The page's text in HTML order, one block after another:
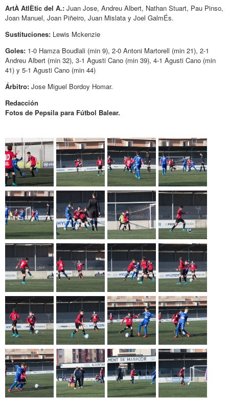
ArtÀ AtlÈtic del A.: Juan Jose, Andreu Albert, Nathan Stuart, Pau Pinso,
Joan Manuel, Joan Piñeiro, Juan Mislata y Joel GalmÉs.
Sustituciones: Lewis Mckenzie
Goles: 1-0 Hamza Boudlali (min 9), 2-0 Antoni Martorell (min 21), 2-1
Andreu Albert (min 32), 3-1 Agusti Cano (min 39), 4-1 Agusti Cano (min
41) y 5-1 Agusti Cano (min 44)
Árbitro: Jose Miguel Bordoy Homar.
Redacción
Fotos de Pepsila para Fútbol Balear.